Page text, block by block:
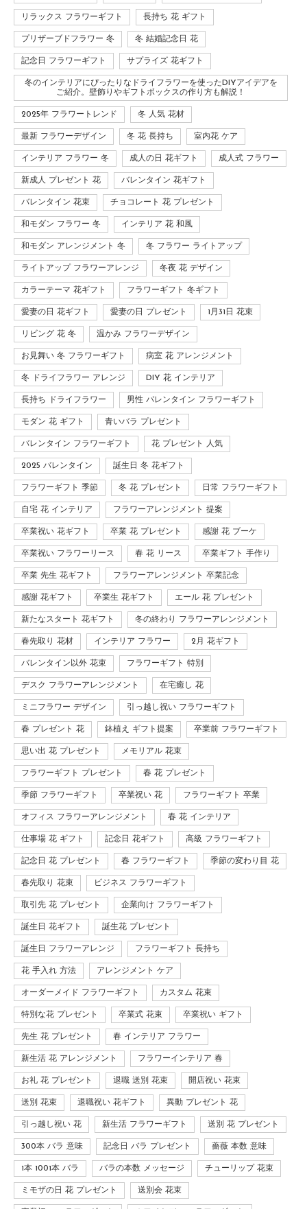
リラックス フラワーギフト 長持ち 花 ギフト
プリザーブドフラワー 冬 冬 結婚記念日 花
記念日 フラワーギフト サプライズ 花ギフト
冬のインテリアにぴったりなドライフラワーを使ったDIYアイデアを
ご紹介。壁飾りやギフトボックスの作り方も解説！
2025年 フラワートレンド 冬 人気 花材
最新 フラワーデザイン 冬 花 長持ち 室内花 ケア
インテリア フラワー 冬 成人の日 花ギフト 成人式 フラワー
新成人 プレゼント 花 バレンタイン 花ギフト
バレンタイン 花束 チョコレート 花 プレゼント
和モダン フラワー 冬 インテリア 花 和風
和モダン アレンジメント 冬 冬 フラワー ライトアップ
ライトアップ フラワーアレンジ 冬夜 花 デザイン
カラーテーマ 花ギフト フラワーギフト 冬ギフト
愛妻の日 花ギフト 愛妻の日 プレゼント 1月31日 花束
リビング 花 冬 温かみ フラワーデザイン
お見舞い 冬 フラワーギフト 病室 花 アレンジメント
冬 ドライフラワー アレンジ DIY 花 インテリア
長持ち ドライフラワー 男性 バレンタイン フラワーギフト
モダン 花 ギフト 青いバラ プレゼント
バレンタイン フラワーギフト 花 プレゼント 人気
2025 バレンタイン 誕生日 冬 花ギフト
フラワーギフト 季節 冬 花 プレゼント 日常 フラワーギフト
自宅 花 インテリア フラワーアレンジメント 提案
卒業祝い 花ギフト 卒業 花 プレゼント 感謝 花 ブーケ
卒業祝い フラワーリース 春 花 リース 卒業ギフト 手作り
卒業 先生 花ギフト フラワーアレンジメント 卒業記念
感謝 花ギフト 卒業生 花ギフト エール 花 プレゼント
新たなスタート 花ギフト 冬の終わり フラワーアレンジメント
春先取り 花材 インテリア フラワー 2月 花ギフト
バレンタイン以外 花束 フラワーギフト 特別
デスク フラワーアレンジメント 在宅癒し 花
ミニフラワー デザイン 引っ越し祝い フラワーギフト
春 プレゼント 花 鉢植え ギフト提案 卒業前 フラワーギフト
思い出 花 プレゼント メモリアル 花束
フラワーギフト プレゼント 春 花 プレゼント
季節 フラワーギフト 卒業祝い 花 フラワーギフト 卒業
オフィス フラワーアレンジメント 春 花 インテリア
仕事場 花 ギフト 記念日 花ギフト 高級 フラワーギフト
記念日 花 プレゼント 春 フラワーギフト 季節の変わり目 花
春先取り 花束 ビジネス フラワーギフト
取引先 花 プレゼント 企業向け フラワーギフト
誕生日 花ギフト 誕生花 プレゼント
誕生日 フラワーアレンジ フラワーギフト 長持ち
花 手入れ 方法 アレンジメント ケア
オーダーメイド フラワーギフト カスタム 花束
特別な花 プレゼント 卒業式 花束 卒業祝い ギフト
先生 花 プレゼント 春 インテリア フラワー
新生活 花 アレンジメント フラワーインテリア 春
お礼 花 プレゼント 退職 送別 花束 開店祝い 花束
送別 花束 退職祝い 花ギフト 異動 プレゼント 花
引っ越し祝い 花 新生活 フラワーギフト 送別 花 プレゼント
300本 バラ 意味 記念日 バラ プレゼント 薔薇 本数 意味
1本 1001本 バラ バラの本数 メッセージ チューリップ 花束
ミモザの日 花 プレゼント 送別会 花束